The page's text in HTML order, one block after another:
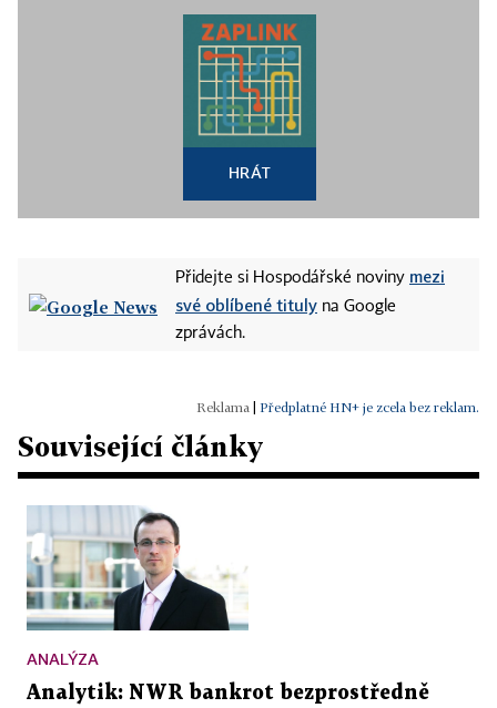
HRÁT
Přidejte si Hospodářské noviny mezi
své oblíbené tituly na Google
zprávách.
Předplatné HN+ je zcela bez reklam.
Související články
ANALÝZA
Analytik: NWR bankrot bezprostředně